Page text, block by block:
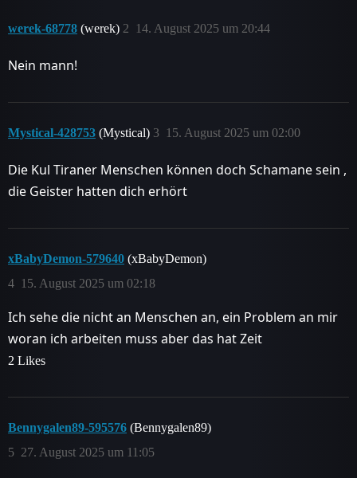
werek-68778 (werek) 14. August 2025 um 20:44
2
Nein mann!
Mystical-428753 (Mystical) 15. August 2025 um 02:00
3
Die Kul Tiraner Menschen können doch Schamane sein ,
die Geister hatten dich erhört
xBabyDemon-579640 (xBabyDemon)
15. August 2025 um 02:18
4
Ich sehe die nicht an Menschen an, ein Problem an mir
woran ich arbeiten muss aber das hat Zeit
2 Likes
Bennygalen89-595576 (Bennygalen89)
27. August 2025 um 11:05
5